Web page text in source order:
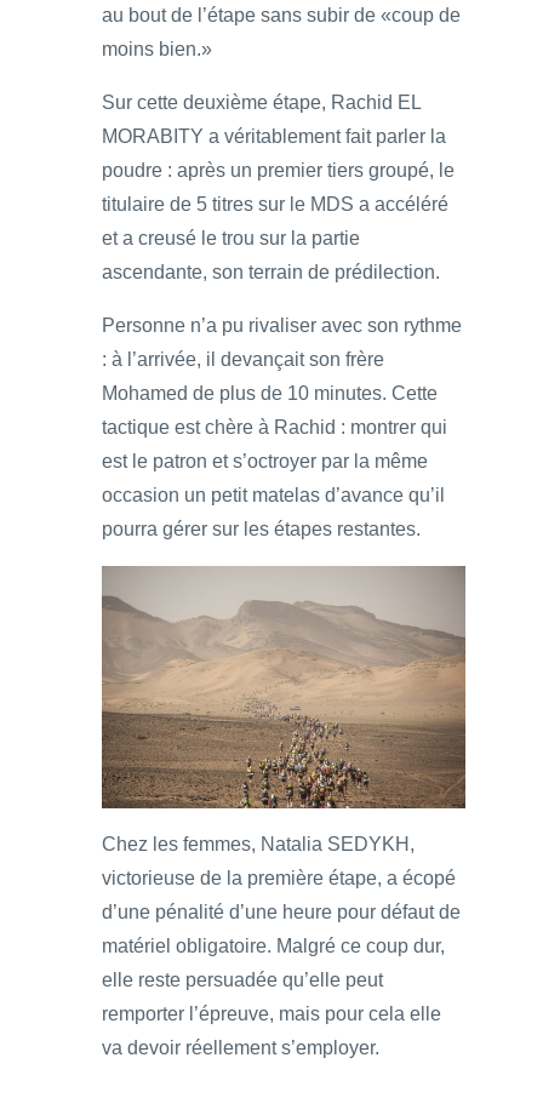
au bout de l’étape sans subir de «coup de
moins bien.»
Sur cette deuxième étape, Rachid EL
MORABITY a véritablement fait parler la
poudre : après un premier tiers groupé, le
titulaire de 5 titres sur le MDS a accéléré
et a creusé le trou sur la partie
ascendante, son terrain de prédilection.
Personne n’a pu rivaliser avec son rythme
: à l’arrivée, il devançait son frère
Mohamed de plus de 10 minutes. Cette
tactique est chère à Rachid : montrer qui
est le patron et s’octroyer par la même
occasion un petit matelas d’avance qu’il
pourra gérer sur les étapes restantes.
Chez les femmes, Natalia SEDYKH,
victorieuse de la première étape, a écopé
d’une pénalité d’une heure pour défaut de
matériel obligatoire. Malgré ce coup dur,
elle reste persuadée qu’elle peut
remporter l’épreuve, mais pour cela elle
va devoir réellement s’employer.